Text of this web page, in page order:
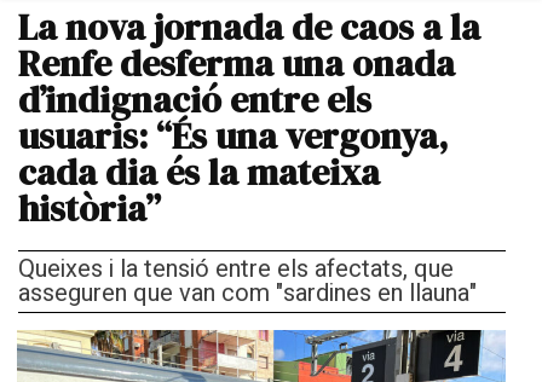
La nova jornada de caos a la
Renfe desferma una onada
d’indignació entre els
usuaris: “És una vergonya,
cada dia és la mateixa
història”
Queixes i la tensió entre els afectats, que
asseguren que van com "sardines en llauna"